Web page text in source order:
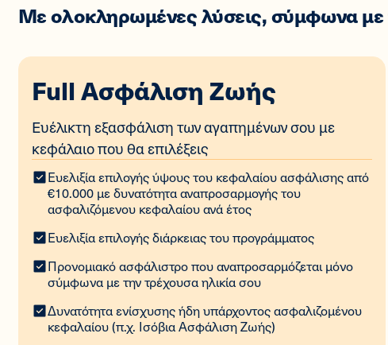
Με ολοκληρωμένες λύσεις, σύμφωνα με
Full Ασφάλιση Ζωής
Ευέλικτη εξασφάλιση των αγαπημένων σου με
κεφάλαιο που θα επιλέξεις
Ευελιξία επιλογής ύψους του κεφαλαίου ασφάλισης από
€10.000 με δυνατότητα αναπροσαρμογής του
ασφαλιζόμενου κεφαλαίου ανά έτος
Ευελιξία επιλογής διάρκειας του προγράμματος
Προνομιακό ασφάλιστρο που αναπροσαρμόζεται μόνο
σύμφωνα με την τρέχουσα ηλικία σου
Δυνατότητα ενίσχυσης ήδη υπάρχοντος ασφαλιζομένου
κεφαλαίου (π.χ. Ισόβια Ασφάλιση Ζωής)